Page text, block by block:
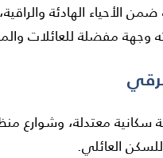
الأحياء الهادئة
وجهة مفضلة للعائلات
سكانية معتدلة، وشوارع
للسكن العائلي.